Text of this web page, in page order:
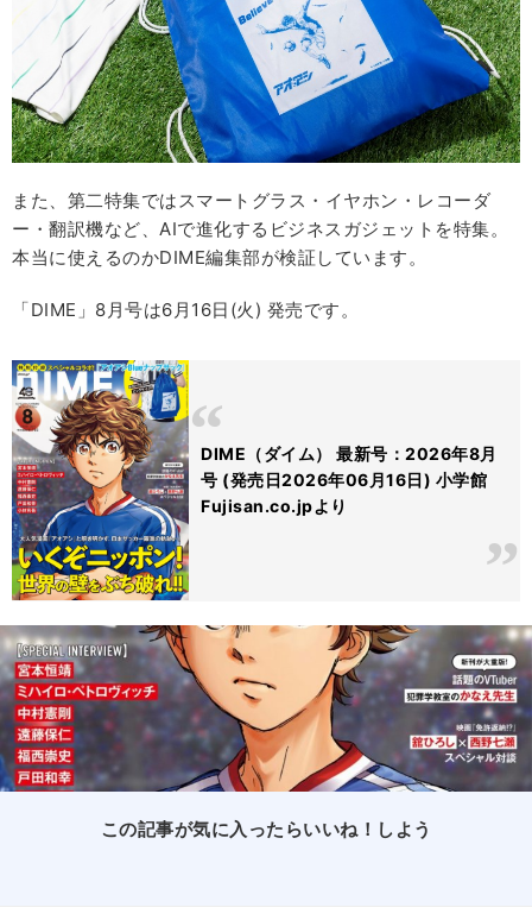
また、第二特集ではスマートグラス・イヤホン・レコーダ
ー・翻訳機など、AIで進化するビジネスガジェットを特集。
本当に使えるのかDIME編集部が検証しています。
「DIME」8月号は6月16日(火) 発売です。
DIME（ダイム） 最新号：2026年8月
号 (発売日2026年06月16日) 小学館
Fujisan.co.jpより
この記事が気に入ったらいいね！しよう